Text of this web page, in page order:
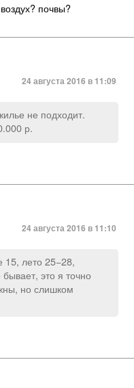
почвы?
24 августа 2016 в 11:09
не подходит.
р.
24 августа 2016 в 11:10
лето 25−28,
это я точно
но слишком